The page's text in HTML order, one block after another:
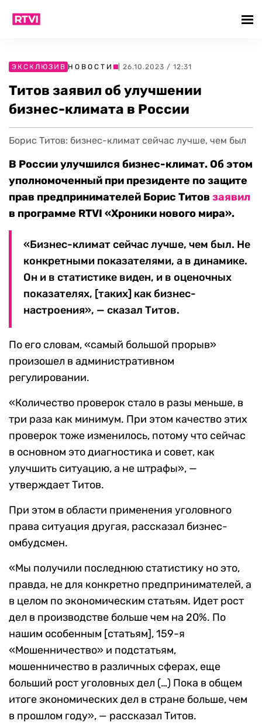
ЭКСКЛЮЗИВ НОВОСТИ | 26.10.2023 / 12:31
Титов заявил об улучшении
бизнес-климата в России
Борис Титов: бизнес-климат сейчас лучше, чем был
В России улучшился бизнес-климат. Об этом
уполномоченный при президенте по защите
прав предпринимателей Борис Титов заявил
в программе RTVI «Хроники нового мира».
«Бизнес-климат сейчас лучше, чем был. Не
конкретными показателями, а в динамике.
Он и в статистике виден, и в оценочных
показателях, [таких] как бизнес-
настроения», — сказал Титов.
По его словам, «самый большой прорыв»
произошел в административном
регулировании.
«Количество проверок стало в разы меньше, в
три раза как минимум. При этом качество этих
проверок тоже изменилось, потому что сейчас
в основном это диагностика и совет, как
улучшить ситуацию, а не штрафы», —
утверждает Титов.
При этом в области применения уголовного
права ситуация другая, рассказал бизнес-
омбудсмен.
«Мы получили последнюю статистику но это,
правда, не для конкретно предпринимателей, а
в целом по экономическим статьям. Идет рост
дел в производстве больше чем на 20%. По
нашим особенным [статьям], 159-я
«Мошенничество» и подстатьям,
мошенничество в различных сферах, еще
больший рост уголовных дел (…) Пока в общем
итоге экономических дел в стране больше, чем
в прошлом году», — рассказал Титов.